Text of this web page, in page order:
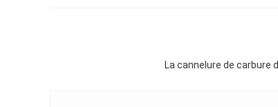
La cannelure de carbure